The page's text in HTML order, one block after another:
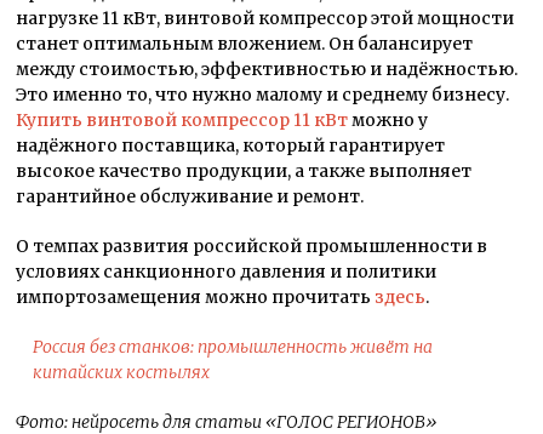
нагрузке 11 кВт, винтовой компрессор этой мощности
станет оптимальным вложением. Он балансирует
между стоимостью, эффективностью и надёжностью.
Это именно то, что нужно малому и среднему бизнесу.
Купить винтовой компрессор 11 кВтможно у
надёжного поставщика, который гарантирует
высокое качество продукции, а также выполняет
гарантийное обслуживание и ремонт.
О темпах развития российской промышленности в
условиях санкционного давления и политики
импортозамещения можно прочитать здесь.
Россия без станков: промышленность живёт на
китайских костылях
Фото: нейросеть для статьи «ГОЛОС РЕГИОНОВ»